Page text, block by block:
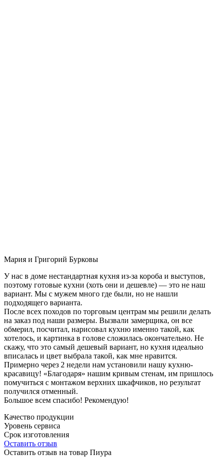
Мария и Григорий Бурковы
У нас в доме нестандартная кухня из-за короба и выступов,
поэтому готовые кухни (хоть они и дешевле) — это не наш
вариант. Мы с мужем много где были, но не нашли
подходящего варианта.
После всех походов по торговым центрам мы решили делать
на заказ под наши размеры. Вызвали замерщика, он все
обмерил, посчитал, нарисовал кухню именно такой, как
хотелось, и картинка в голове сложилась окончательно. Не
скажу, что это самый дешевый вариант, но кухня идеально
вписалась и цвет выбрала такой, как мне нравится.
Примерно через 2 недели нам установили нашу кухню-
красавицу! «Благодаря» нашим кривым стенам, им пришлось
помучиться с монтажом верхних шкафчиков, но результат
получился отменный.
Большое всем спасибо! Рекомендую!
Качество продукции
Уровень сервиса
Срок изготовления
Оставить отзыв
Оставить отзыв на товар Пиура